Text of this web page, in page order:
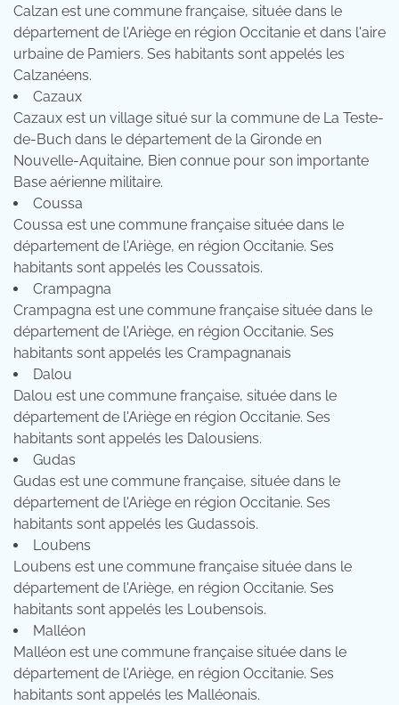
Calzan est une commune française, située dans le
département de l'Ariège en région Occitanie et dans l'aire
urbaine de Pamiers. Ses habitants sont appelés les
Calzanéens.
Cazaux
Cazaux est un village situé sur la commune de La Teste-
de-Buch dans le département de la Gironde en
Nouvelle-Aquitaine, Bien connue pour son importante
Base aérienne militaire.
Coussa
Coussa est une commune française située dans le
département de l'Ariège, en région Occitanie. Ses
habitants sont appelés les Coussatois.
Crampagna
Crampagna est une commune française située dans le
département de l'Ariège, en région Occitanie. Ses
habitants sont appelés les Crampagnanais
Dalou
Dalou est une commune française, située dans le
département de l'Ariège en région Occitanie. Ses
habitants sont appelés les Dalousiens.
Gudas
Gudas est une commune française, située dans le
département de l'Ariège en région Occitanie. Ses
habitants sont appelés les Gudassois.
Loubens
Loubens est une commune française située dans le
département de l'Ariège, en région Occitanie. Ses
habitants sont appelés les Loubensois.
Malléon
Malléon est une commune française située dans le
département de l'Ariège, en région Occitanie. Ses
habitants sont appelés les Malléonais.